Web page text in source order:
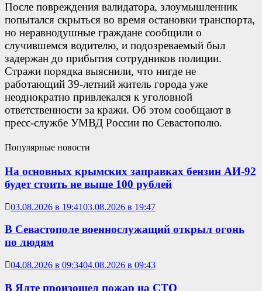
После повреждения валидатора, злоумышленник
попытался скрыться во время остановки транспорта,
но неравнодушные граждане сообщили о
случившемся водителю, и подозреваемый был
задержан до прибытия сотрудников полиции.
Стражи порядка выяснили, что нигде не
работающий 39-летний житель города уже
неоднократно привлекался к уголовной
ответственности за кражи. Об этом сообщают в
пресс-службе УМВД России по Севастополю.
Популярные новости
На основных крымских заправках бензин АИ-92
будет стоить не выше 100 рублей
03.08.2026 в 19:4103.08.2026 в 19:47
В Севастополе военнослужащий открыл огонь
по людям
04.08.2026 в 09:3404.08.2026 в 09:43
В Ялте произошел пожар на СТО